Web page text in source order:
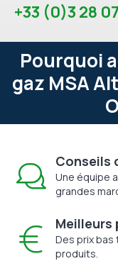
+33 (0)3 28
Pourquoi
gaz MSA
Conseils
Une équipe
grandes
Meilleurs
Des prix
produits.